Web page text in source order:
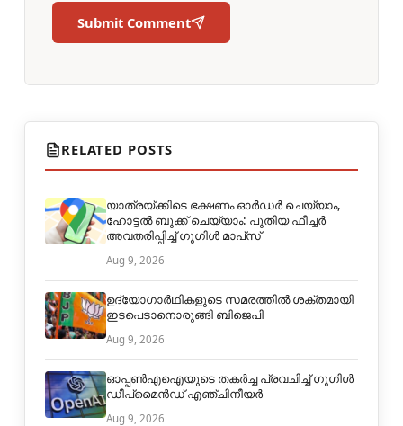
Submit Comment
RELATED POSTS
യാത്രയ്ക്കിടെ ഭക്ഷണം ഓർഡർ ചെയ്യാം,
ഹോട്ടൽ ബുക്ക് ചെയ്യാം: പുതിയ ഫീച്ചർ
അവതരിപ്പിച്ച് ഗൂഗിൾ മാപ്‌സ്
Aug 9, 2026
ഉദ്യോഗാർഥികളുടെ സമരത്തിൽ ശക്തമായി
ഇടപെടാനൊരുങ്ങി ബിജെപി
Aug 9, 2026
ഓപ്പൺഎഐയുടെ തകർച്ച പ്രവചിച്ച് ഗൂഗിൾ
ഡീപ്മൈൻഡ് എഞ്ചിനീയർ
Aug 9, 2026